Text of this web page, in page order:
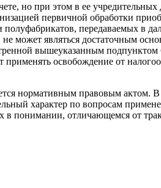
но при этом в ее учредительных
первичной обработки
полуфабрикатов, передаваемых в
может являться достаточным
вышеуказанным подпунктом
применять освобождение от
нормативным правовым актом. В
характер по вопросам
в понимании, отличающемся от